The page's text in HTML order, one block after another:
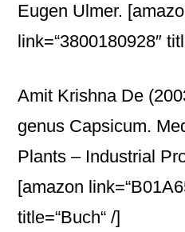
Eugen Ulmer.
link=“3800180928″
Amit Krishna De
genus Capsicum.
Plants – Industrial
[amazon
title=“Buch“ /]